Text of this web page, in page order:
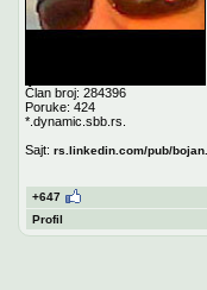
Član broj: 284396
Poruke: 424
*.dynamic.sbb.rs.
Sajt: rs.linkedin.com/pub/bojan..
+647
Profil